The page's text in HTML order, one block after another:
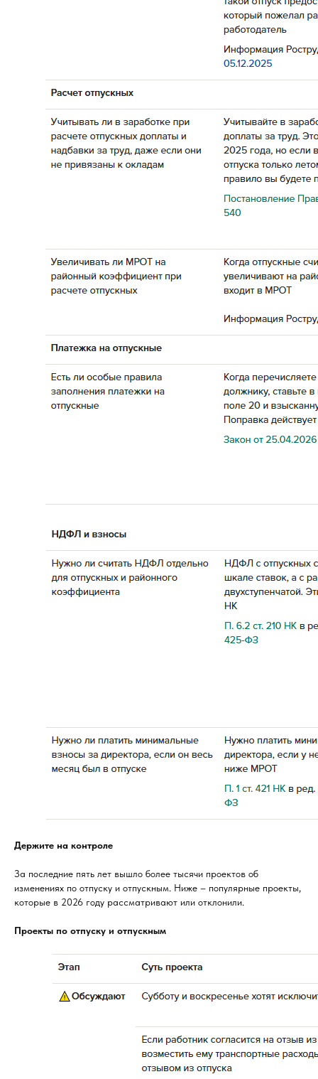
Держите на контроле
За последние пять лет вышло более тысячи проектов об
изменениях по отпуску и отпускным. Ниже – популярные проекты,
которые в 2026 году рассматривают или отклонили.
Проекты по отпуску и отпускным